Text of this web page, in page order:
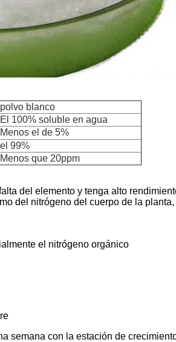
polvo blanco
El 100% soluble en agua
Menos el de 5%
el 99%
Menos que 20ppm
del elemento y tenga alto
del nitrógeno del cuerpo de la
el nitrógeno orgánico
semana con la estación de